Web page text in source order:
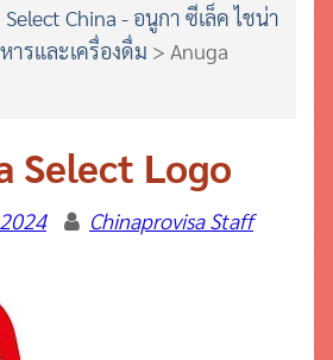
China - อนูกา ซีเล็ค ไชน่า
ารและเครื่องดื่ม > Anuga
Select Logo
Chinaprovisa Staff